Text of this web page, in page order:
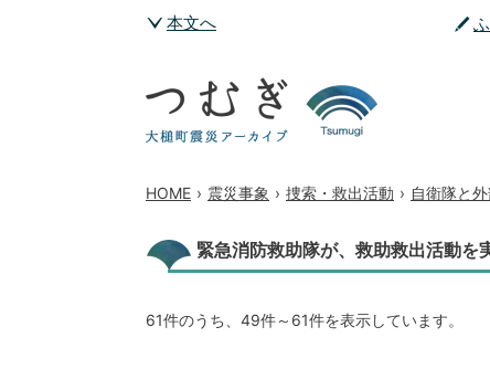
本文へ
HOME › 震災事象 › 捜索・救出活動 › 自衛隊と
緊急消防救助隊が、救助救出活動を
61件のうち、49件～61件を表示しています。